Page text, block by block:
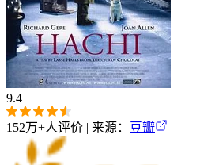
9.4
152万+人评价 | 来源： 豆瓣